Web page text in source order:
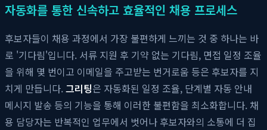
자동화를 통한 신속하고 효율적인 채용 프로세스
후보자들이 채용 과정에서 가장 불편하게 느끼는 것 중 하나는 바
로 '기다림'입니다. 서류 지원 후 기약 없는 기다림, 면접 일정 조율
을 위해 몇 번이고 이메일을 주고받는 번거로움 등은 후보자를 지
치게 만듭니다.그리팅은 자동화된 일정 조율, 단계별 자동 안내
메시지 발송 등의 기능을 통해 이러한 불편함을 최소화합니다. 채
용 담당자는 반복적인 업무에서 벗어나 후보자와의 소통에 더 집